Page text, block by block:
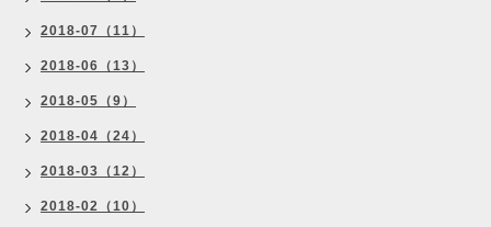
2018-07（11）
2018-06（13）
2018-05（9）
2018-04（24）
2018-03（12）
2018-02（10）